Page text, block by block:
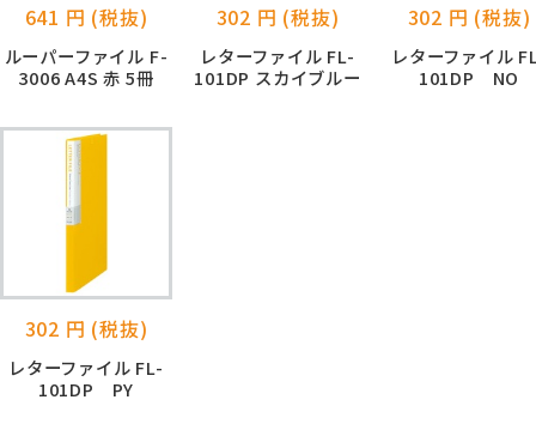
641 円 (税抜)
ルーパーファイル F-
3006 A4S 赤 5冊
302 円 (税抜)
レターファイル FL-
101DP スカイブルー
302 円 (税抜)
レターファイル
101DP NO
302 円 (税抜)
レターファイル FL-
101DP PY